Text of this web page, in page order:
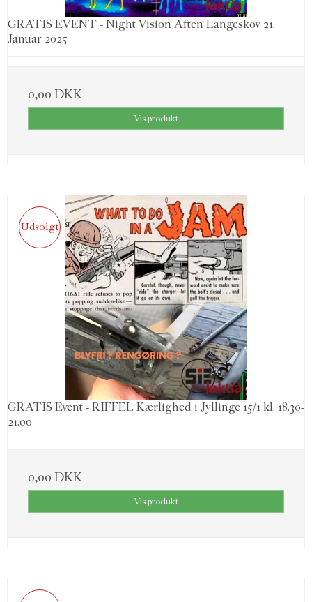
GRATIS EVENT - Night Vision Aften Langeskov 21.
Januar 2025
0,00 DKK
Vis produkt
Udsolgt
GRATIS Event - RIFFEL Kærlighed i Jyllinge 15/1 kl. 18.30-
21.00
0,00 DKK
Vis produkt